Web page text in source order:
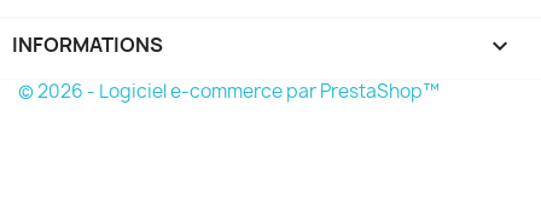
INFORMATIONS keyboard_arrow_down
© 2026 - Logiciel e-commerce par PrestaShop™